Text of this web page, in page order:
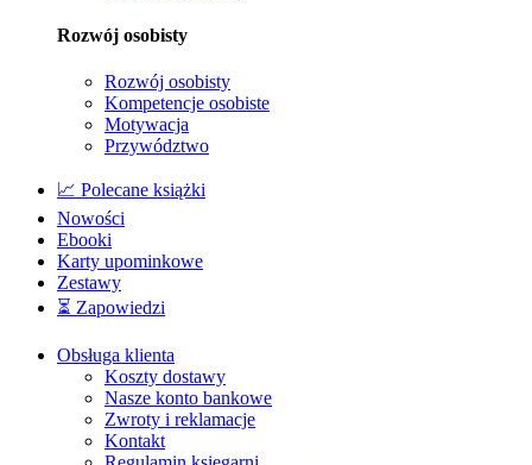
Rozwój osobisty
Rozwój osobisty
Kompetencje osobiste
Motywacja
Przywództwo
📈 Polecane książki
Nowości
Ebooki
Karty upominkowe
Zestawy
⏳ Zapowiedzi
Obsługa klienta
Koszty dostawy
Nasze konto bankowe
Zwroty i reklamacje
Kontakt